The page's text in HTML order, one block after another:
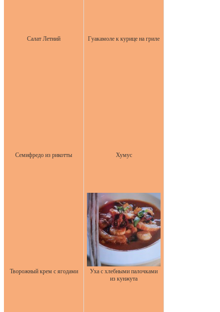
Салат Летний Гуакамоле к курице на гриле
Семифредо из рикотты Хумус
Творожный крем с ягодами
Уха с хлебными палочками
из кунжута